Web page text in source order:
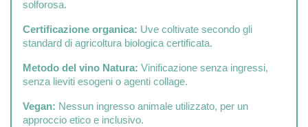
solforosa.
Certificazione organica: Uve coltivate secondo gli
standard di agricoltura biologica certificata.
Metodo del vino Natura: Vinificazione senza ingressi,
senza lieviti esogeni o agenti collage.
Vegan: Nessun ingresso animale utilizzato, per un
approccio etico e inclusivo.